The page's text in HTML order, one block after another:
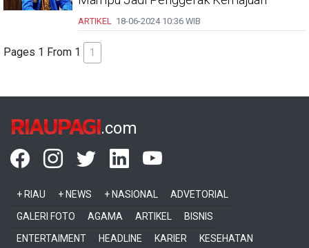
ARTIKEL 18-06-202410:36 WIB
Pages 1 From 1 1
RIAUPAGI.com
+ RIAU + NEWS + NASIONAL
ADVETORIAL
GALERI FOTO
AGAMA ARTIKEL
BISNIS
ENTERTAIMENT
HEADLINE KARIER
KESEHATAN